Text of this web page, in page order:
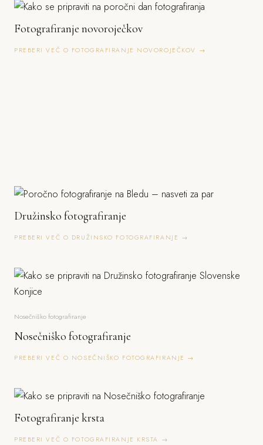
Fotografiranje novoroječkov
PREBERI VEČ O FOTOGRAFIRANJE NOVOROJEČKOV →
Družinsko fotografiranje
PREBERI VEČ O DRUŽINSKO FOTOGRAFIRANJE →
Nosečniško fotografiranje
Nosečniško fotografiranje
PREBERI VEČ O NOSEČNIŠKO FOTOGRAFIRANJE →
Fotografiranje krsta
PREBERI VEČ O FOTOGRAFIRANJE KRSTA →